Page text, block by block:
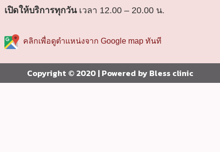
เปิดให้บริการทุกวันเวลา 12.00 – 20.00 น.
คลิกเพื่อดูตำแหน่งจาก Google map ทันที
Copyright © 2020 | Powered by Bless clinic